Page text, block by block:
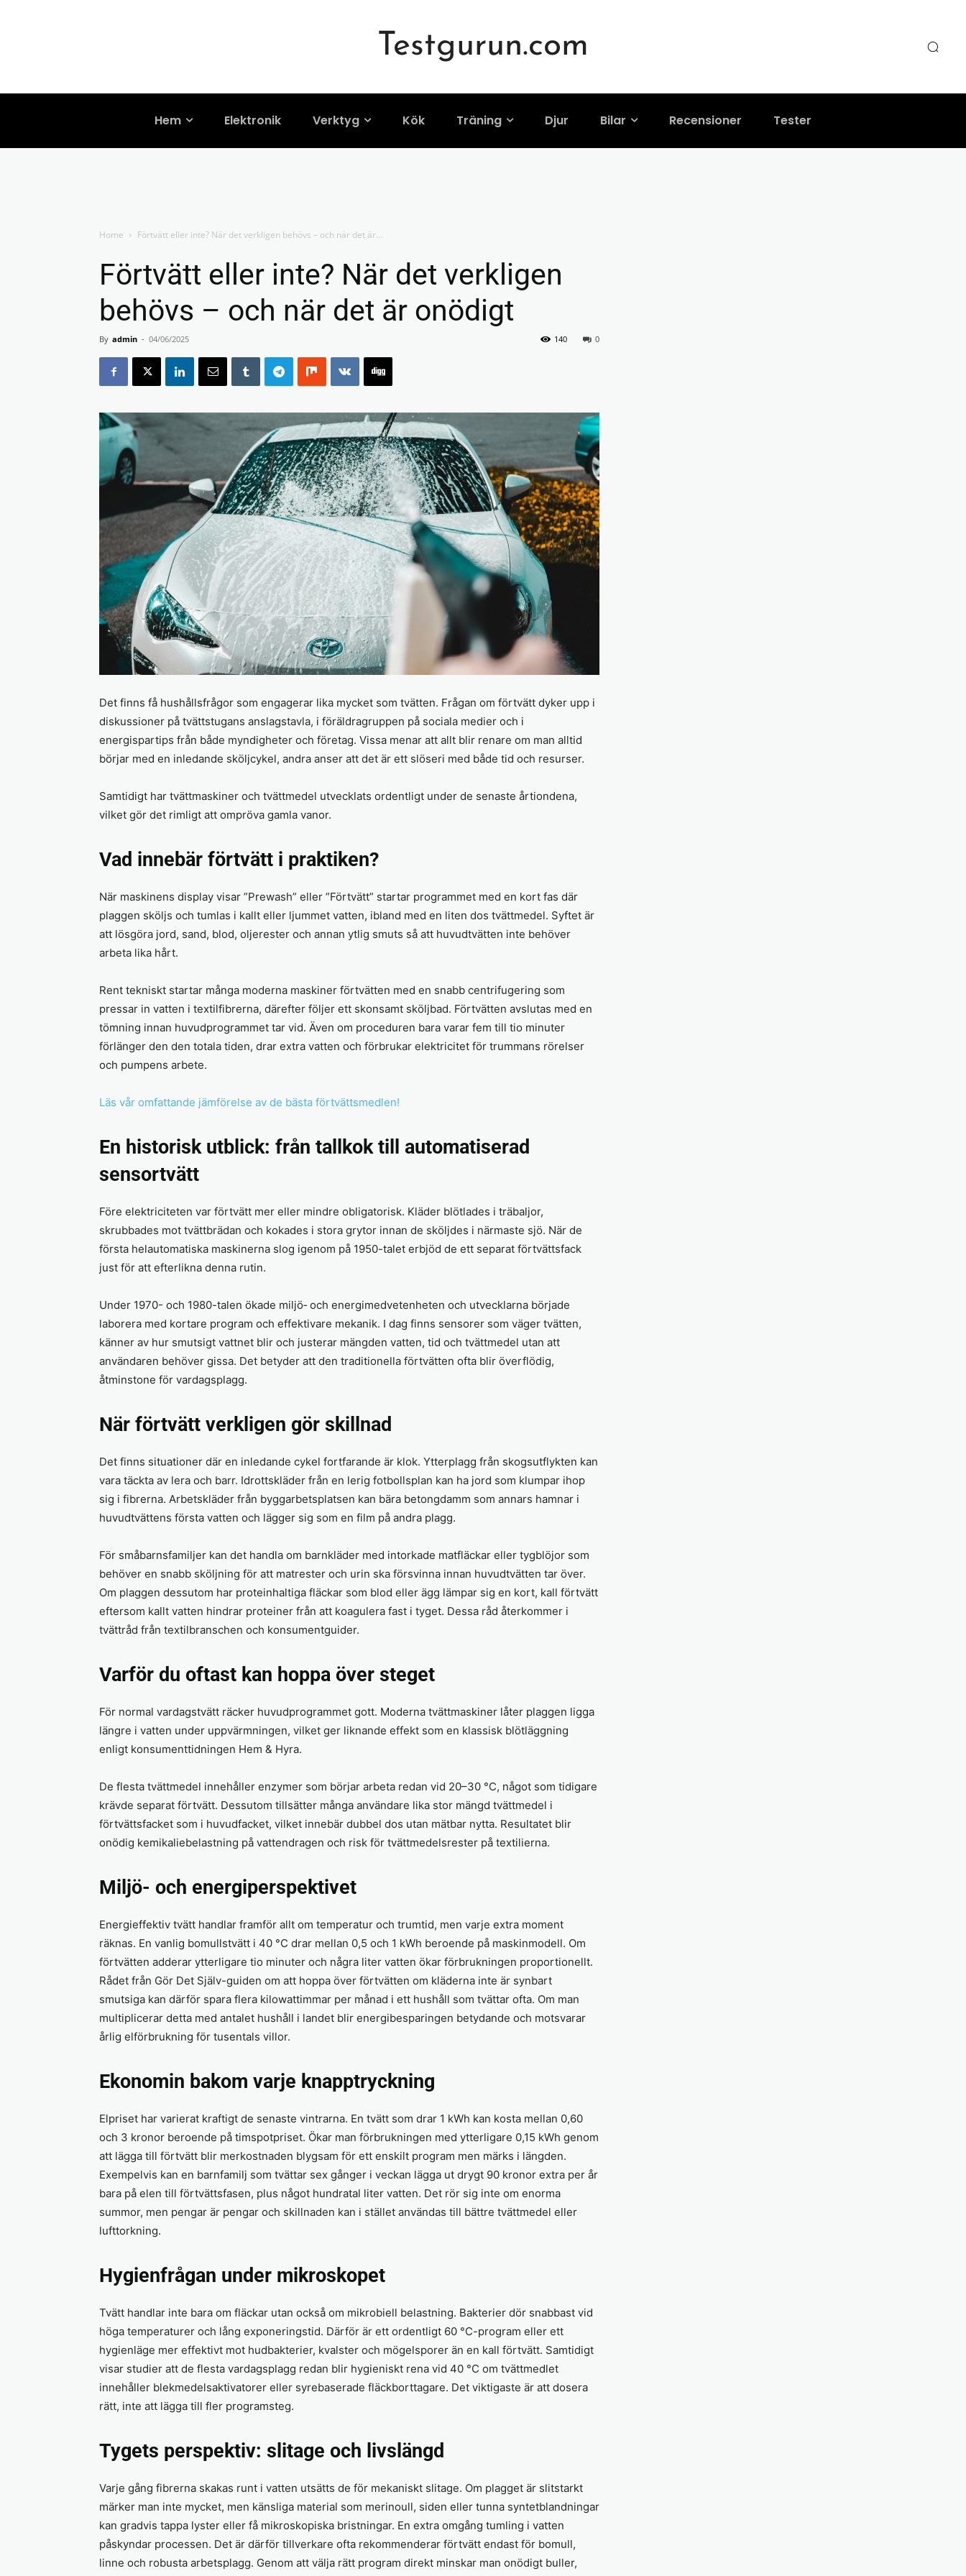
Testgurun.com
Hem Elektronik Verktyg Kök Träning Djur Bilar Recensioner Tester
Home Förtvätt eller inte? När det verkligen behövs – och när det är...
Förtvätt eller inte? När det verkligen
behövs – och när det är onödigt
By admin - 04/06/2025 0
140
Det finns få hushållsfrågor som engagerar lika mycket som tvätten. Frågan om förtvätt dyker upp i
diskussioner på tvättstugans anslagstavla, i föräldragruppen på sociala medier och i
energispartips från både myndigheter och företag. Vissa menar att allt blir renare om man alltid
börjar med en inledande skölj­cykel, andra anser att det är ett slöseri med både tid och resurser.
Samtidigt har tvättmaskiner och tvättmedel utvecklats ordentligt under de senaste årtiondena,
vilket gör det rimligt att ompröva gamla vanor.
Vad innebär förtvätt i praktiken?
När maskinens display visar ”Prewash” eller ”Förtvätt” startar programmet med en kort fas där
plaggen sköljs och tumlas i kallt eller ljummet vatten, ibland med en liten dos tvättmedel. Syftet är
att lösgöra jord, sand, blod, oljerester och annan ytlig smuts så att huvudtvätten inte behöver
arbeta lika hårt.
Rent tekniskt startar många moderna maskiner förtvätten med en snabb centrifugering som
pressar in vatten i textilfibrerna, därefter följer ett skonsamt sköljbad. Förtvätten avslutas med en
tömning innan huvudprogrammet tar vid. Även om proceduren bara varar fem till tio minuter
förlänger den den totala tiden, drar extra vatten och förbrukar elektricitet för trummans rörelser
och pumpens arbete.
Läs vår omfattande jämförelse av de bästa förtvättsmedlen!
En historisk utblick: från tallkok till automatiserad
sensortvätt
Före elektriciteten var förtvätt mer eller mindre obligatorisk. Kläder blötlades i träbaljor,
skrubbades mot tvättbrädan och kokades i stora grytor innan de sköljdes i närmaste sjö. När de
första helautomatiska maskinerna slog igenom på 1950-talet erbjöd de ett separat förtvättsfack
just för att efterlikna denna rutin.
Under 1970- och 1980-talen ökade miljö‐ och energimedvetenheten och utvecklarna började
laborera med kortare program och effektivare mekanik. I dag finns sensorer som väger tvätten,
känner av hur smutsigt vattnet blir och justerar mängden vatten, tid och tvättmedel utan att
användaren behöver gissa. Det betyder att den traditionella förtvätten ofta blir överflödig,
åtminstone för vardagsplagg.
När förtvätt verkligen gör skillnad
Det finns situationer där en inledande cykel fortfarande är klok. Ytterplagg från skogsutflykten kan
vara täckta av lera och barr. Idrottskläder från en lerig fotbollsplan kan ha jord som klumpar ihop
sig i fibrerna. Arbetskläder från byggarbetsplatsen kan bära betongdamm som annars hamnar i
huvudtvättens första vatten och lägger sig som en film på andra plagg.
För småbarnsfamiljer kan det handla om barnkläder med intorkade matfläckar eller tygblöjor som
behöver en snabb sköljning för att matrester och urin ska försvinna innan huvudtvätten tar över.
Om plaggen dessutom har proteinhaltiga fläckar som blod eller ägg lämpar sig en kort, kall förtvätt
eftersom kallt vatten hindrar proteiner från att koagulera fast i tyget. Dessa råd återkommer i
tvättråd från textilbranschen och konsumentguider.
Varför du oftast kan hoppa över steget
För normal vardagstvätt räcker huvudprogrammet gott. Moderna tvättmaskiner låter plaggen ligga
längre i vatten under uppvärmningen, vilket ger liknande effekt som en klassisk blötläggning
enligt konsumenttidningen Hem & Hyra.
De flesta tvättmedel innehåller enzymer som börjar arbeta redan vid 20–30 °C, något som tidigare
krävde separat förtvätt. Dessutom tillsätter många användare lika stor mängd tvättmedel i
förtvättsfacket som i huvudfacket, vilket innebär dubbel dos utan mätbar nytta. Resultatet blir
onödig kemikaliebelastning på vattendragen och risk för tvättmedelsrester på textilierna.
Miljö- och energiperspektivet
Energieffektiv tvätt handlar framför allt om temperatur och trumtid, men varje extra moment
räknas. En vanlig bomullstvätt i 40 °C drar mellan 0,5 och 1 kWh beroende på maskinmodell. Om
förtvätten adderar ytterligare tio minuter och några liter vatten ökar förbrukningen proportionellt.
Rådet från Gör Det Själv-guiden om att hoppa över förtvätten om kläderna inte är synbart
smutsiga kan därför spara flera kilowattimmar per månad i ett hushåll som tvättar ofta. Om man
multiplicerar detta med antalet hushåll i landet blir energibesparingen betydande och motsvarar
årlig elförbrukning för tusentals villor.
Ekonomin bakom varje knapptryckning
Elpriset har varierat kraftigt de senaste vintrarna. En tvätt som drar 1 kWh kan kosta mellan 0,60
och 3 kronor beroende på timspotpriset. Ökar man förbrukningen med ytterligare 0,15 kWh genom
att lägga till förtvätt blir merkostnaden blygsam för ett enskilt program men märks i längden.
Exempelvis kan en barnfamilj som tvättar sex gånger i veckan lägga ut drygt 90 kronor extra per år
bara på elen till förtvättsfasen, plus något hundratal liter vatten. Det rör sig inte om enorma
summor, men pengar är pengar och skillnaden kan i stället användas till bättre tvättmedel eller
lufttorkning.
Hygienfrågan under mikroskopet
Tvätt handlar inte bara om fläckar utan också om mikrobiell belastning. Bakterier dör snabbast vid
höga temperaturer och lång exponeringstid. Därför är ett ordentligt 60 °C-program eller ett
hygienläge mer effektivt mot hudbakterier, kvalster och mögelsporer än en kall förtvätt. Samtidigt
visar studier att de flesta vardagsplagg redan blir hygieniskt rena vid 40 °C om tvättmedlet
innehåller blekmedelsaktivatorer eller syrebaserade fläckborttagare. Det viktigaste är att dosera
rätt, inte att lägga till fler programsteg.
Tygets perspektiv: slitage och livslängd
Varje gång fibrerna skakas runt i vatten utsätts de för mekaniskt slitage. Om plagget är slitstarkt
märker man inte mycket, men känsliga material som merinoull, siden eller tunna syntetblandningar
kan gradvis tappa lyster eller få mikroskopiska bristningar. En extra omgång tumling i vatten
påskyndar processen. Det är därför tillverkare ofta rekommenderar förtvätt endast för bomull,
linne och robusta arbetsplagg. Genom att välja rätt program direkt minskar man onödigt buller,